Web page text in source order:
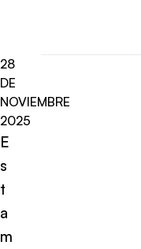
28
DE
NOVIEMBRE
2025
E
s
t
a
m